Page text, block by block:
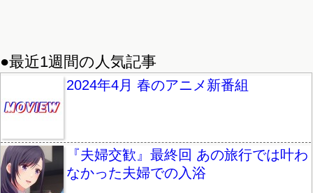
●最近1週間の人気記事
2024年4月 春のアニメ新番組
『夫婦交歓』最終回 あの旅行では叶わ
なかった夫婦での入浴